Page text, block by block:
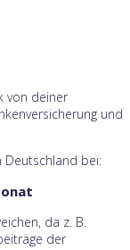
von deiner
und
Deutschland bei:
da z. B.
der